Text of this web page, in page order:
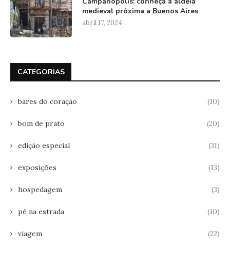
medieval próxima a Buenos Aires
abril 17, 2024
CATEGORIAS
bares do coração (10)
bom de prato (20)
edição especial (31)
exposições (13)
hospedagem (3)
pé na estrada (10)
viagem (22)